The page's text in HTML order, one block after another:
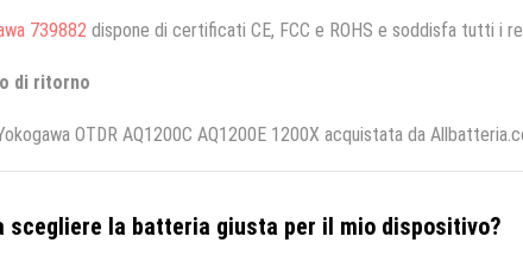
739882 dispone di certificati CE, FCC e ROHS e soddisfa tutti i
di ritorno
OTDR AQ1200C AQ1200E 1200X acquistata da
scegliere la batteria giusta per il mio dispositivo?